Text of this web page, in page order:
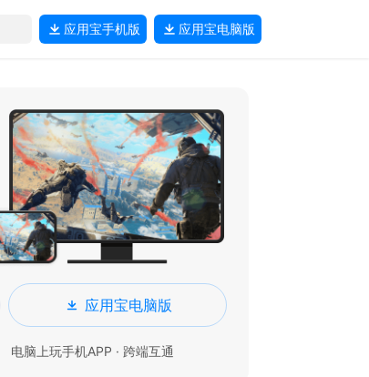
应用宝手机版 应用宝电脑版
应用宝电脑版
电脑上玩手机APP · 跨端互通